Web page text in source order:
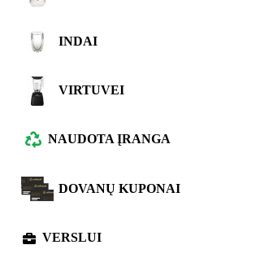
INDAI
VIRTUVEI
NAUDOTA ĮRANGA
DOVANŲ KUPONAI
VERSLUI